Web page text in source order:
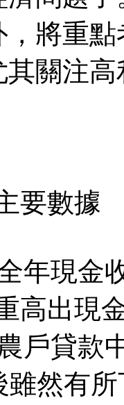
，將重
關注
要數據
年現金
高出現
戶貸款
雖然有